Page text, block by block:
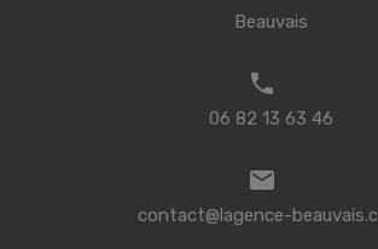
Beauvais
06 82 13 63 46
contact@lagence-